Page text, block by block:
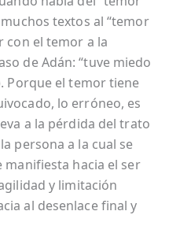
textos al “temor
con el temor a la
de Adán: “tuve miedo
Porque el temor tiene
lo erróneo, es
a la pérdida del trato
persona a la cual se
manifiesta hacia el ser
y limitación
al desenlace final y